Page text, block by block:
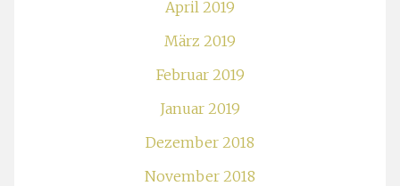
April 2019
März 2019
Februar 2019
Januar 2019
Dezember 2018
November 2018